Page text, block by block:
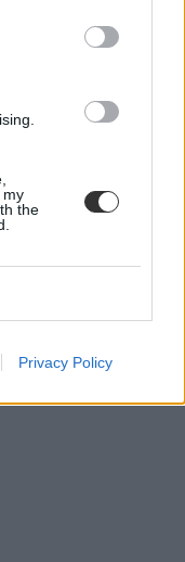
my
the
Privacy Policy
a legtöbb
összesített rangsor a